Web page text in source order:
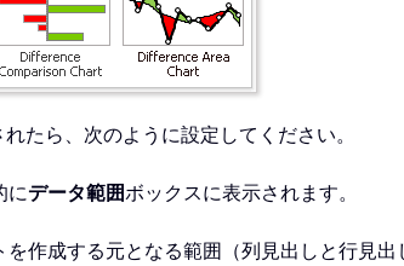
たら、次のように設定してください。
にデータ範囲ボックスに表示されます。
作成する元となる範囲（列見出しと行見出